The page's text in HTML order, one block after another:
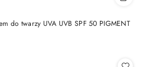
do twarzy UVA UVB SPF 50 PIGMENT